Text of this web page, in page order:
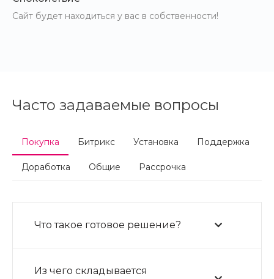
Сайт будет находиться у вас в собственности!
Часто задаваемые вопросы
Покупка Битрикс Установка Поддержка
Доработка Общие Рассрочка
Что такое готовое решение?
Из чего складывается